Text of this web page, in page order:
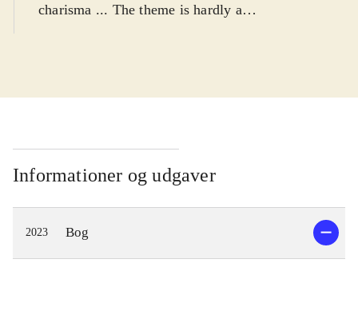
charisma ... The theme is hardly a
solitude and gentle eroticism ...
declamation, so understated in its
perfection, is devastatingly
beautiful".
Informationer og udgaver
2023 Bog